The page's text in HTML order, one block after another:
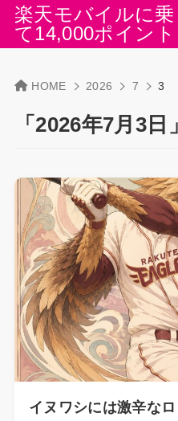
楽天モバイルに乗
て14,000ポイント
HOME 2026 7 3
「2026年7月3
イヌワシには激辛な